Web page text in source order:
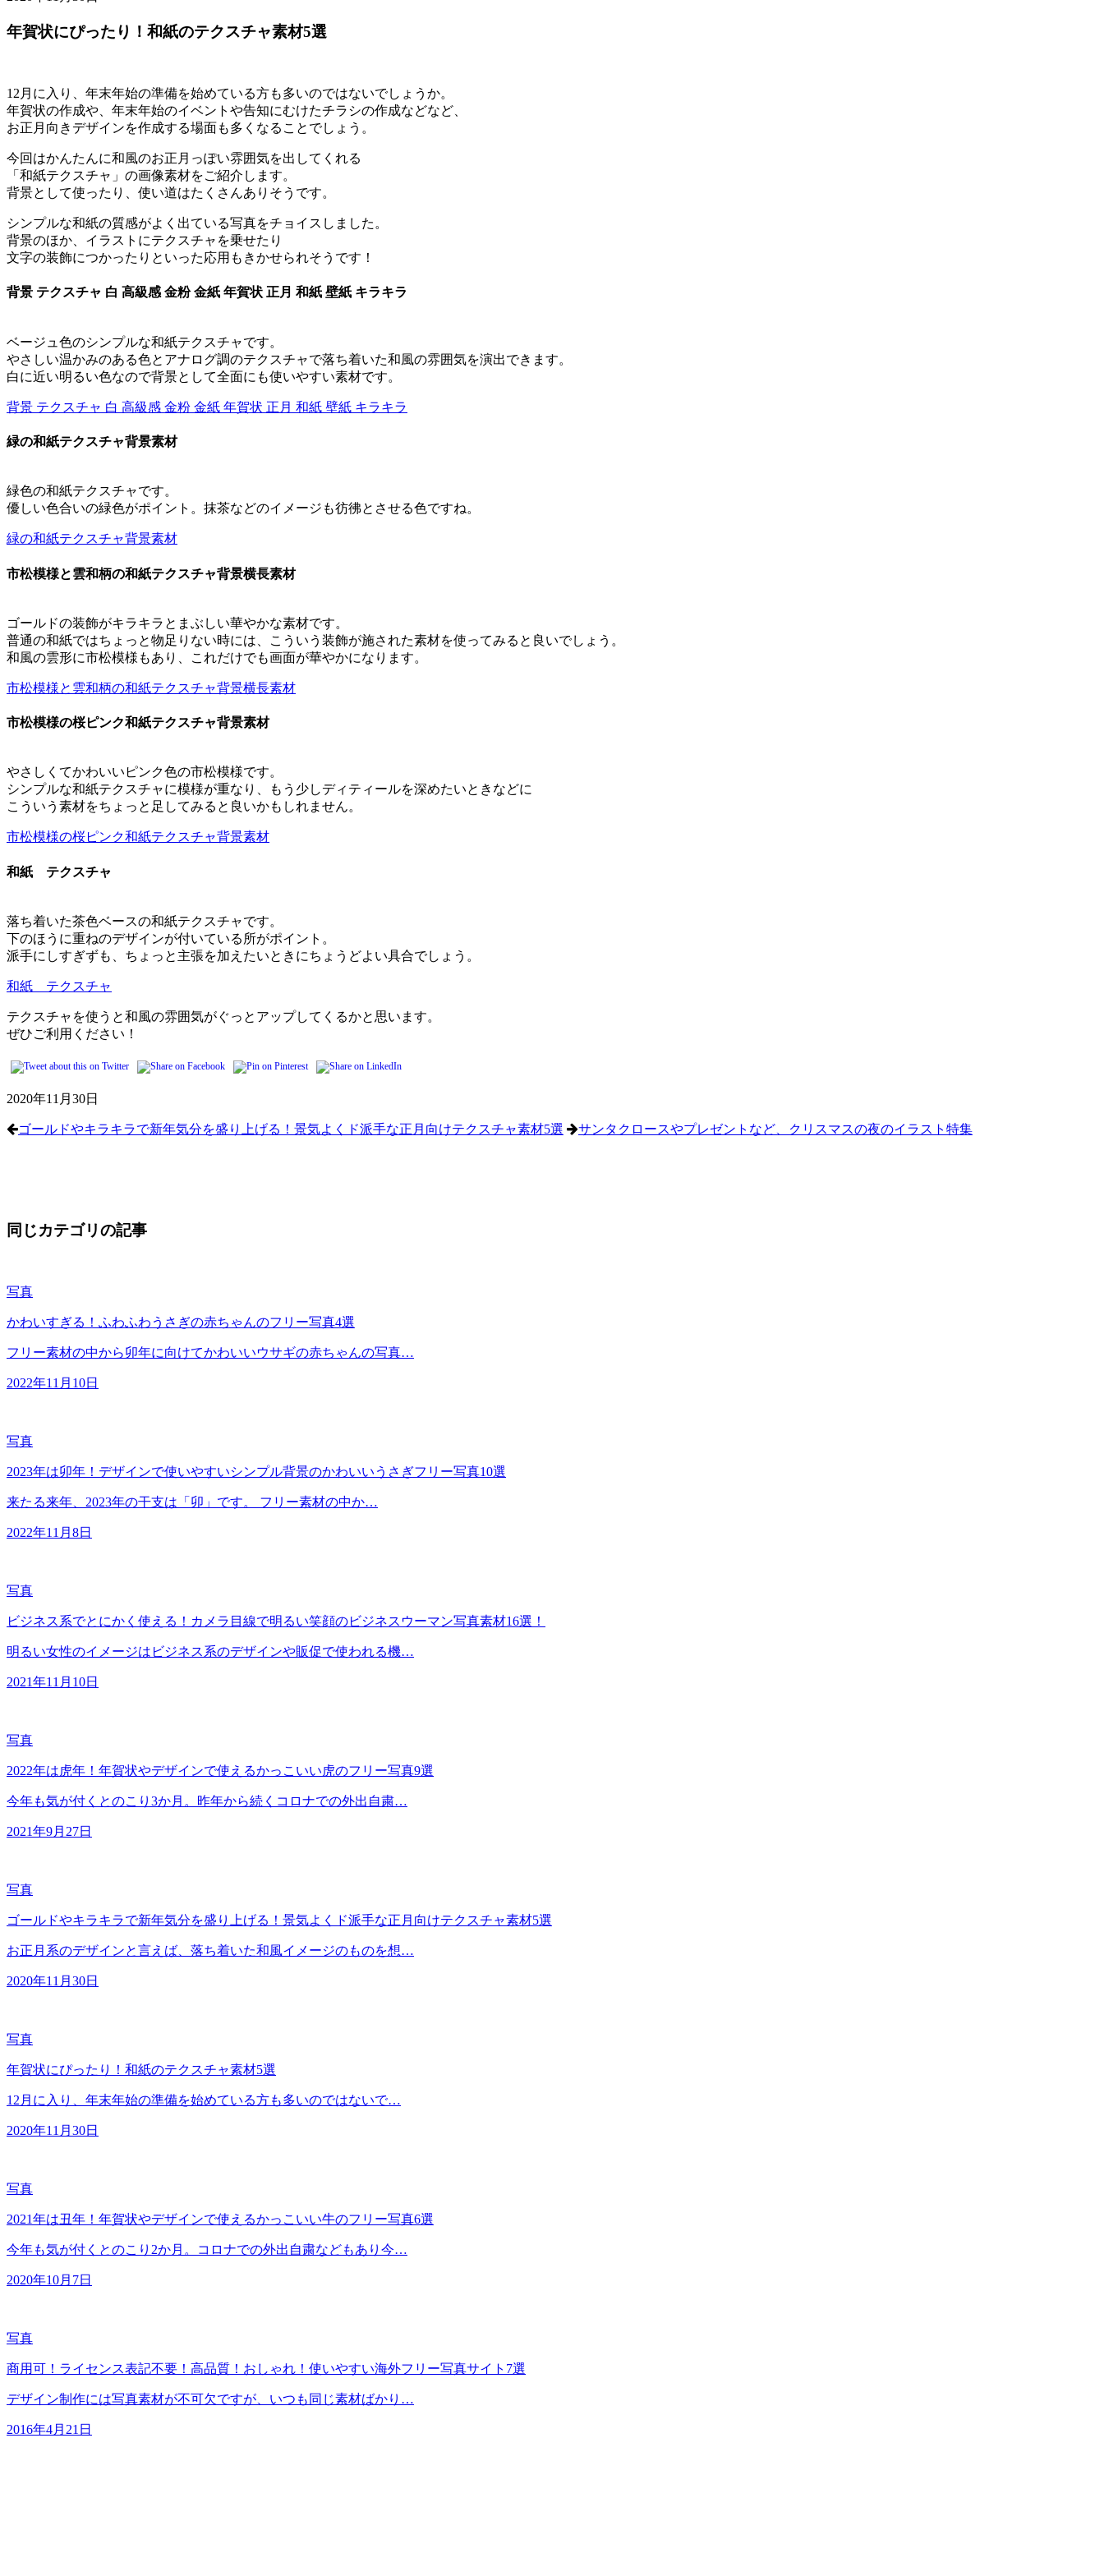
年賀状にぴったり！和紙のテクスチャ素材5選
12月に入り、年末年始の準備を始めている方も多いのではないでしょうか。
年賀状の作成や、年末年始のイベントや告知にむけたチラシの作成などなど、
お正月向きデザインを作成する場面も多くなることでしょう。
今回はかんたんに和風のお正月っぽい雰囲気を出してくれる
「和紙テクスチャ」の画像素材をご紹介します。
背景として使ったり、使い道はたくさんありそうです。
シンプルな和紙の質感がよく出ている写真をチョイスしました。
背景のほか、イラストにテクスチャを乗せたり
文字の装飾につかったりといった応用もきかせられそうです！
背景 テクスチャ 白 高級感 金粉 金紙 年賀状 正月 和紙 壁紙 キラキラ
ベージュ色のシンプルな和紙テクスチャです。
やさしい温かみのある色とアナログ調のテクスチャで落ち着いた和風の雰囲気を演出できます。
白に近い明るい色なので背景として全面にも使いやすい素材です。
背景 テクスチャ 白 高級感 金粉 金紙 年賀状 正月 和紙 壁紙 キラキラ
緑の和紙テクスチャ背景素材
緑色の和紙テクスチャです。
優しい色合いの緑色がポイント。抹茶などのイメージも彷彿とさせる色ですね。
緑の和紙テクスチャ背景素材
市松模様と雲和柄の和紙テクスチャ背景横長素材
ゴールドの装飾がキラキラとまぶしい華やかな素材です。
普通の和紙ではちょっと物足りない時には、こういう装飾が施された素材を使ってみると良いでしょう。
和風の雲形に市松模様もあり、これだけでも画面が華やかになります。
市松模様と雲和柄の和紙テクスチャ背景横長素材
市松模様の桜ピンク和紙テクスチャ背景素材
やさしくてかわいいピンク色の市松模様です。
シンプルな和紙テクスチャに模様が重なり、もう少しディティールを深めたいときなどに
こういう素材をちょっと足してみると良いかもしれません。
市松模様の桜ピンク和紙テクスチャ背景素材
和紙 テクスチャ
落ち着いた茶色ベースの和紙テクスチャです。
下のほうに重ねのデザインが付いている所がポイント。
派手にしすぎずも、ちょっと主張を加えたいときにちょうどよい具合でしょう。
和紙 テクスチャ
テクスチャを使うと和風の雰囲気がぐっとアップしてくるかと思います。
ぜひご利用ください！
2020年11月30日
ゴールドやキラキラで新年気分を盛り上げる！景気よくド派手な正月向けテクスチャ素材5選 サンタクロースやプレゼントなど、クリスマスの夜のイラスト特集
同じカテゴリの記事
写真
かわいすぎる！ふわふわうさぎの赤ちゃんのフリー写真4選
フリー素材の中から卯年に向けてかわいいウサギの赤ちゃんの写真…
2022年11月10日
写真
2023年は卯年！デザインで使いやすいシンプル背景のかわいいうさぎフリー写真10選
来たる来年、2023年の干支は「卯」です。 フリー素材の中か…
2022年11月8日
写真
ビジネス系でとにかく使える！カメラ目線で明るい笑顔のビジネスウーマン写真素材16選！
明るい女性のイメージはビジネス系のデザインや販促で使われる機…
2021年11月10日
写真
2022年は虎年！年賀状やデザインで使えるかっこいい虎のフリー写真9選
今年も気が付くとのこり3か月。昨年から続くコロナでの外出自粛…
2021年9月27日
写真
ゴールドやキラキラで新年気分を盛り上げる！景気よくド派手な正月向けテクスチャ素材5選
お正月系のデザインと言えば、落ち着いた和風イメージのものを想…
2020年11月30日
写真
年賀状にぴったり！和紙のテクスチャ素材5選
12月に入り、年末年始の準備を始めている方も多いのではないで…
2020年11月30日
写真
2021年は丑年！年賀状やデザインで使えるかっこいい牛のフリー写真6選
今年も気が付くとのこり2か月。コロナでの外出自粛などもあり今…
2020年10月7日
写真
商用可！ライセンス表記不要！高品質！おしゃれ！使いやすい海外フリー写真サイト7選
デザイン制作には写真素材が不可欠ですが、いつも同じ素材ばかり…
2016年4月21日